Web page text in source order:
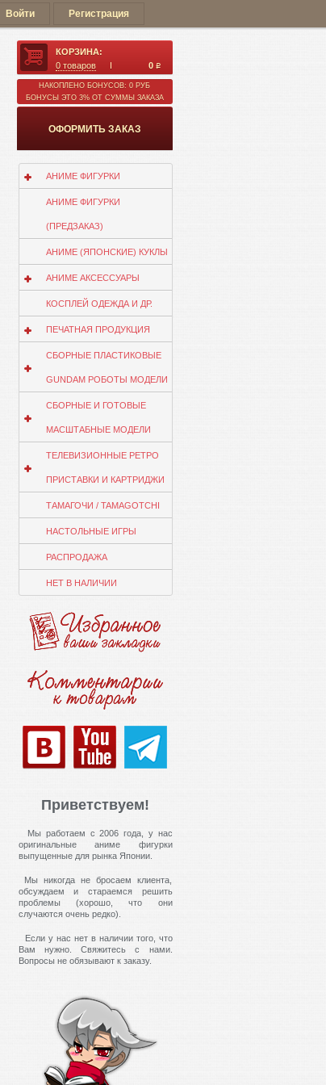
Войти Регистрация
КОРЗИНА:
0товаров 0 q
НАКОПЛЕНО БОНУСОВ: 0 РУБ
БОНУСЫ ЭТО 3% ОТ СУММЫ ЗАКАЗА
ОФОРМИТЬ ЗАКАЗ
АНИМЕ ФИГУРКИ
АНИМЕ ФИГУРКИ
(ПРЕДЗАКАЗ)
АНИМЕ (ЯПОНСКИЕ) КУКЛЫ
АНИМЕ АКСЕССУАРЫ
КОСПЛЕЙ ОДЕЖДА И ДР.
ПЕЧАТНАЯ ПРОДУКЦИЯ
СБОРНЫЕ ПЛАСТИКОВЫЕ
GUNDAM РОБОТЫ МОДЕЛИ
СБОРНЫЕ И ГОТОВЫЕ
МАСШТАБНЫЕ МОДЕЛИ
ТЕЛЕВИЗИОННЫЕ РЕТРО
ПРИСТАВКИ И КАРТРИДЖИ
ТАМАГОЧИ / TAMAGOTCHI
НАСТОЛЬНЫЕ ИГРЫ
РАСПРОДАЖА
НЕТ В НАЛИЧИИ
Приветствуем!
Мы работаем с 2006 года, у нас
оригинальные аниме фигурки
выпущенные для рынка Японии.
Мы никогда не бросаем клиента,
обсуждаем и стараемся решить
проблемы (хорошо, что они
случаются очень редко).
Если у нас нет в наличии того, что
Вам нужно. Свяжитесь с нами.
Вопросы не обязывают к заказу.